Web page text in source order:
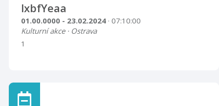
lxbfYeaa
01.00.0000 - 23.02.2024 · 07:10:00
Kulturní akce · Ostrava
1